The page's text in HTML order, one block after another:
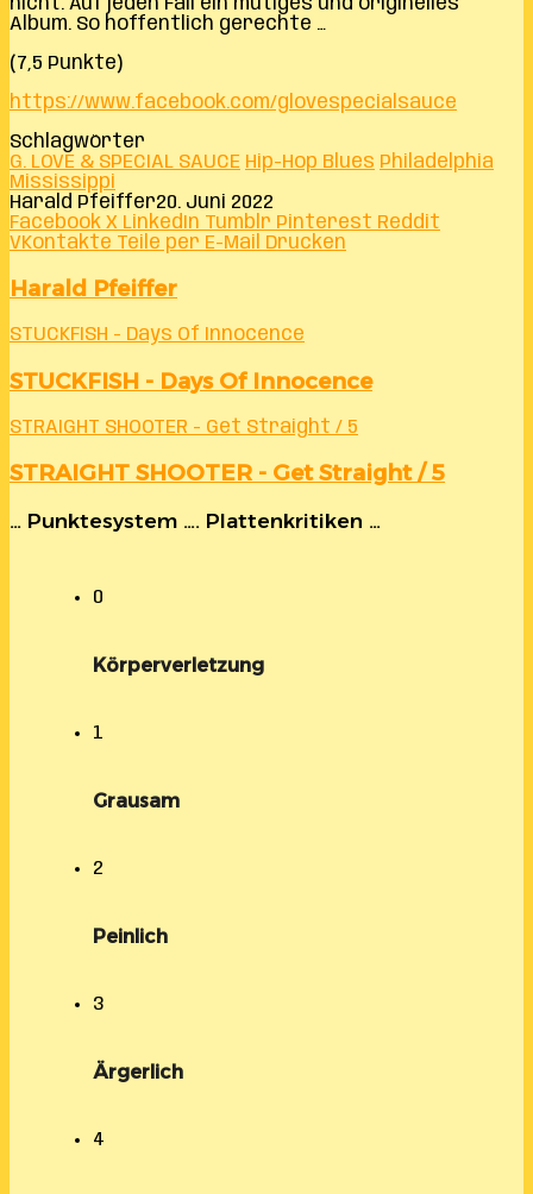
Album. So hoffentlich gerechte …
(7,5 Punkte)
https://www.facebook.com/glovespecialsauce
Schlagwörter
G. LOVE & SPECIAL SAUCE Hip-Hop Blues Philadelphia
Mississippi
Harald Pfeiffer20. Juni 2022
Facebook X LinkedIn Tumblr Pinterest Reddit
VKontakte Teile per E-Mail Drucken
Harald Pfeiffer
STUCKFISH - Days Of Innocence
STUCKFISH - Days Of Innocence
STRAIGHT SHOOTER - Get Straight / 5
STRAIGHT SHOOTER - Get Straight / 5
… Punktesystem …. Plattenkritiken …
0
Körperverletzung
1
Grausam
2
Peinlich
3
Ärgerlich
4